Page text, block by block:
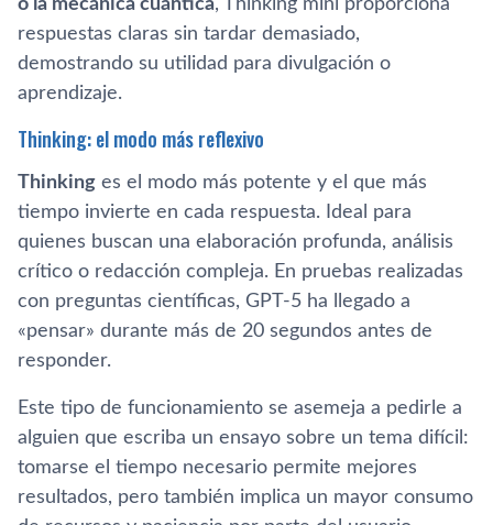
o la mecánica cuántica, Thinking mini proporciona
respuestas claras sin tardar demasiado,
demostrando su utilidad para divulgación o
aprendizaje.
Thinking: el modo más reflexivo
Thinking es el modo más potente y el que más
tiempo invierte en cada respuesta. Ideal para
quienes buscan una elaboración profunda, análisis
crítico o redacción compleja. En pruebas realizadas
con preguntas científicas, GPT-5 ha llegado a
«pensar» durante más de 20 segundos antes de
responder.
Este tipo de funcionamiento se asemeja a pedirle a
alguien que escriba un ensayo sobre un tema difícil:
tomarse el tiempo necesario permite mejores
resultados, pero también implica un mayor consumo